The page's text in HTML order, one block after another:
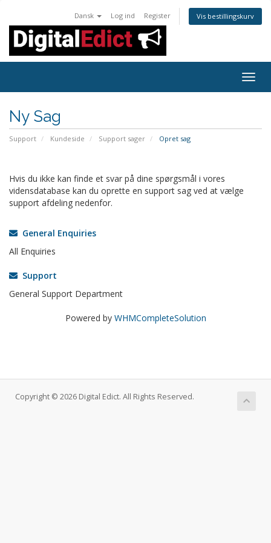
Dansk Log ind Register Vis bestillingskurv
Ny Sag
Support Kundeside Support sager Opret sag
Hvis du ikke kan finde et svar på dine spørgsmål i vores
vidensdatabase kan du oprette en support sag ved at vælge
support afdeling nedenfor.
General Enquiries
All Enquiries
Support
General Support Department
Powered by WHMCompleteSolution
Copyright © 2026 Digital Edict. All Rights Reserved.